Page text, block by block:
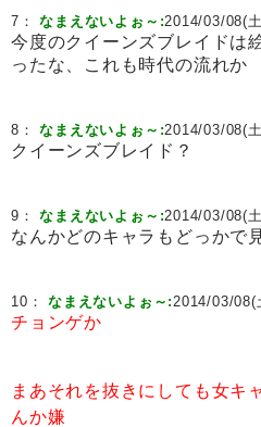
7：なまえないよぉ～:2014/03/08(
今度のクイーンズブレイドは
ったな、これも時代の流れか
8：なまえないよぉ～:2014/03/08(
クイーンズブレイド？
9：なまえないよぉ～:2014/03/08(
なんかどのキャラもどっかで
10：なまえないよぉ～:2014/03/
チョンゲか
まあそれを抜きにしても女キ
んか嫌